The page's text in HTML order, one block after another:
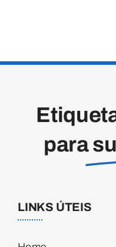
para
LINKS ÚTEIS